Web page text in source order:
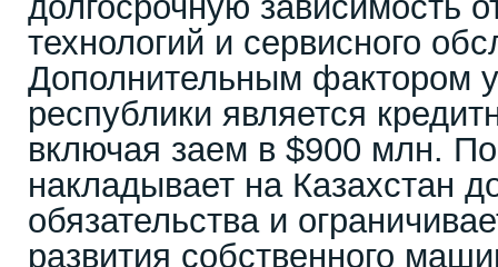
технологий и сервисного
Дополнительным фактором
республики является
включая заем в $900 млн.
накладывает на Казахстан
обязательства и
развития собственного